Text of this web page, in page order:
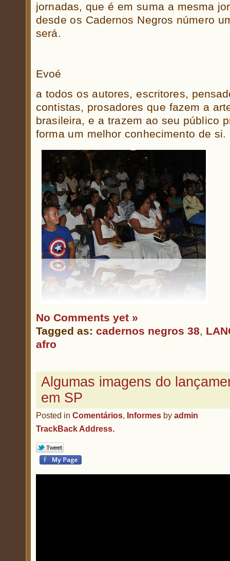
jornadas, que é em suma a mesma
desde os Cadernos Negros número
será.
Evoé
a todos os autores, escritores,
contistas, prosadores que fazem a
brasileira, e a trazem ao seu público
forma um melhor conhecimento de si.
No Comments yet »
Tagged as: cadernos negros 38,
afro
Algumas imagens do
em SP
Posted in Comentários, Informes by admin
TrackBack Address.